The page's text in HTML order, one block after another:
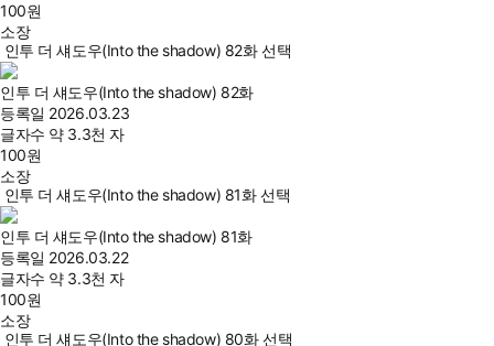
100원
소장
인투 더 섀도우(Into the shadow) 82화 선택
인투 더 섀도우(Into the shadow) 82화
등록일 2026.03.23
글자수 약 3.3천 자
100원
소장
인투 더 섀도우(Into the shadow) 81화 선택
인투 더 섀도우(Into the shadow) 81화
등록일 2026.03.22
글자수 약 3.3천 자
100원
소장
인투 더 섀도우(Into the shadow) 80화 선택